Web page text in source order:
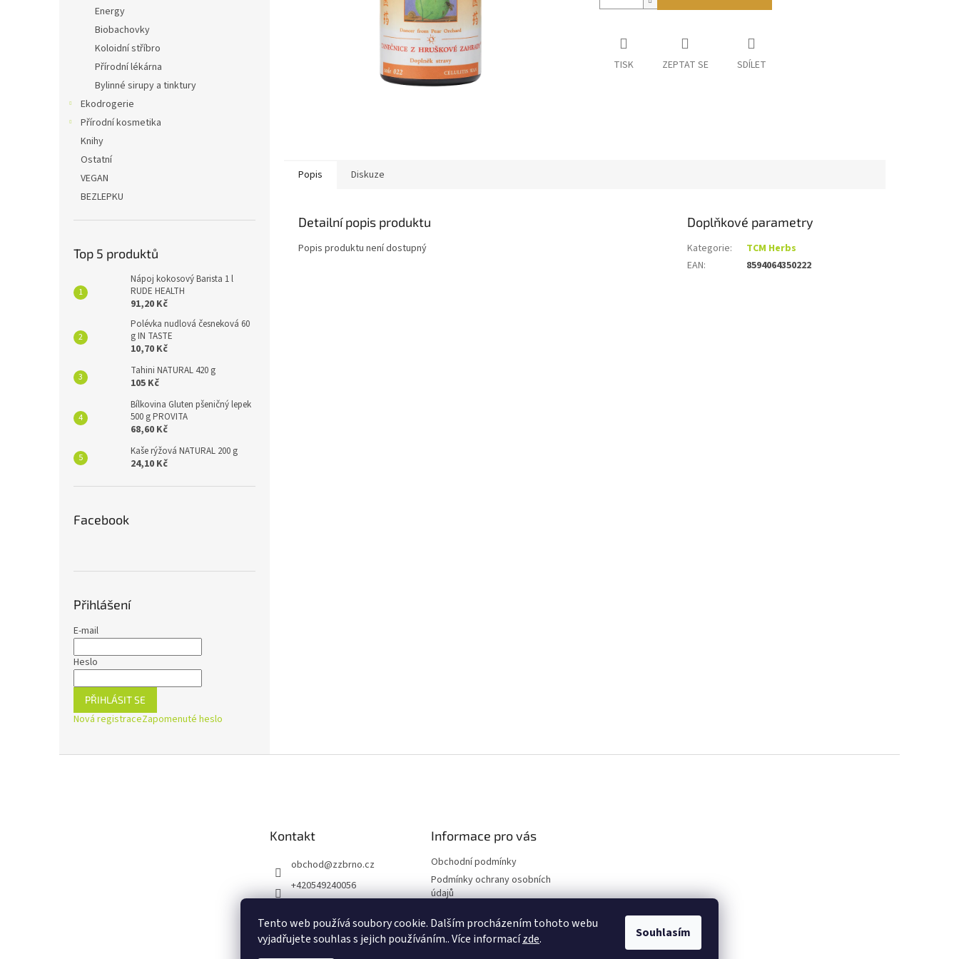
Tento web používá soubory cookie. Dalším procházením tohoto webu
vyjadřujete souhlas s jejich používáním.. Více informacízde. Souhlasím
Energy
Biobachovky
Koloidní stříbro
Přírodní lékárna
Bylinné sirupy a tinktury
Ekodrogerie
Přírodní kosmetika
Knihy
Ostatní
VEGAN
BEZLEPKU
Top 5 produktů
Nápoj kokosový Barista 1 l
RUDE HEALTH
91,20 Kč
Polévka nudlová česneková 60
g IN TASTE
10,70 Kč
Tahini NATURAL 420 g
105 Kč
Bílkovina Gluten pšeničný lepek
500 g PROVITA
68,60 Kč
Kaše rýžová NATURAL 200 g
24,10 Kč
Facebook
Přihlášení
E-mail
Heslo
PŘIHLÁSIT SE
Nová registraceZapomenuté heslo
TISK ZEPTAT SE SDÍLET
Popis Diskuze
Detailní popis produktu
Popis produktu není dostupný
Doplňkové parametry
Kategorie:
TCM Herbs
EAN: 8594064350222
Kontakt
obchod@zzbrno.cz
+420549240056
ejnaZdravyzivot
Informace pro vás
Obchodní podmínky
Podmínky ochrany osobních
údajů